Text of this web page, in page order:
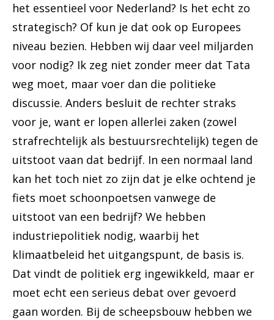
het essentieel voor Nederland? Is het echt zo
strategisch? Of kun je dat ook op Europees
niveau bezien. Hebben wij daar veel miljarden
voor nodig? Ik zeg niet zonder meer dat Tata
weg moet, maar voer dan die politieke
discussie. Anders besluit de rechter straks
voor je, want er lopen allerlei zaken (zowel
strafrechtelijk als bestuursrechtelijk) tegen de
uitstoot vaan dat bedrijf. In een normaal land
kan het toch niet zo zijn dat je elke ochtend je
fiets moet schoonpoetsen vanwege de
uitstoot van een bedrijf? We hebben
industriepolitiek nodig, waarbij het
klimaatbeleid het uitgangspunt, de basis is.
Dat vindt de politiek erg ingewikkeld, maar er
moet echt een serieus debat over gevoerd
gaan worden. Bij de scheepsbouw hebben we